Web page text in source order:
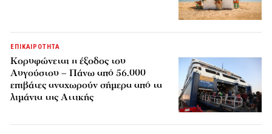
ΕΠΙΚΑΙΡΟΤΗΤΑ
Κορυφώνεται η έξοδος του
Αυγούστου – Πάνω από 56.000
επιβάτες αναχωρούν σήμερα από τα
λιμάνια της Αττικής